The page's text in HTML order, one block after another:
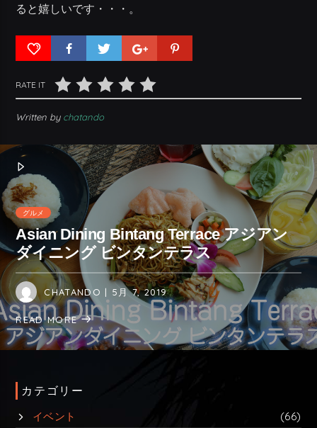
ると嬉しいです・・・。
RATE IT
Written by chatando
グルメ
Asian Dining Bintang Terrace アジアン
ダイニング ビンタンテラス
CHATANDO | 5月 7, 2019
READ MORE
カテゴリー
イベント
(66)